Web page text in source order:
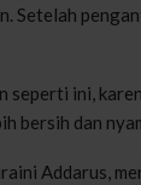
Setelah
seperti ini,
bersih dan
Addarus,